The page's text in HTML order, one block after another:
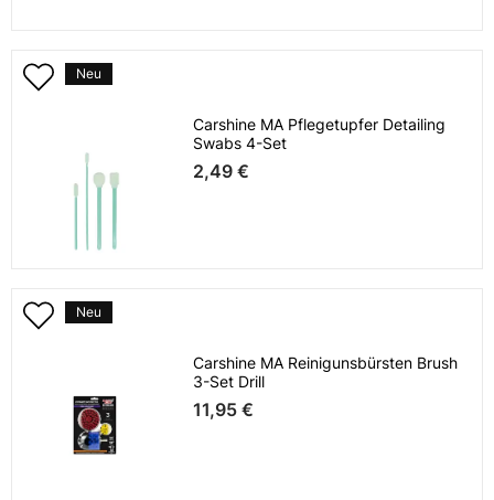
Neu
Carshine MA Pflegetupfer Detailing
Swabs 4-Set
2,49 €
Neu
Carshine MA Reinigunsbürsten Brush
3-Set Drill
11,95 €